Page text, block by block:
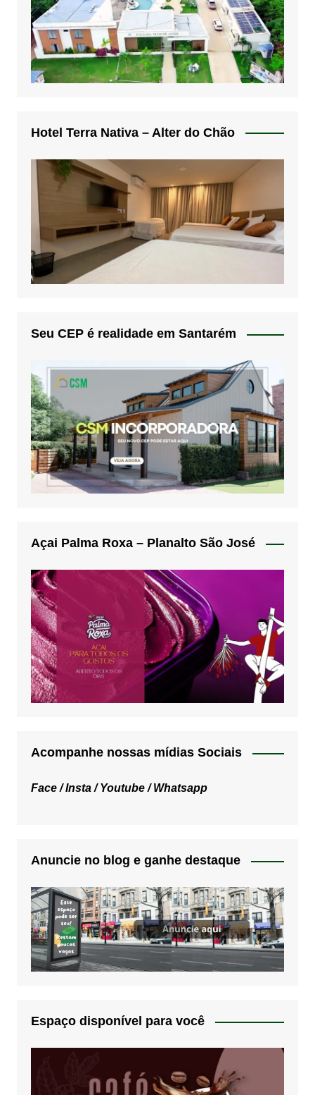
Hotel Terra Nativa – Alter do Chão
Seu CEP é realidade em Santarém
Açai Palma Roxa – Planalto São José
Acompanhe nossas mídias Sociais
Face /Insta /Youtube /Whatsapp
Anuncie no blog e ganhe destaque
Espaço disponível para você